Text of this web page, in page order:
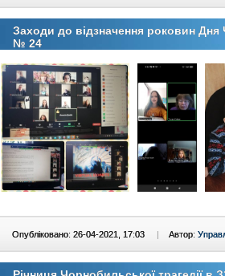
Заходи до відзначення роковин
№ 24
Опубліковано: 26-04-2021, 17:03 | Автор: